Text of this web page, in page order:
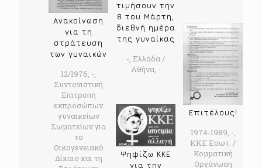
Ανακοίνωση
για τη
στράτευση
των γυναικών
12/1976, -,
Συντονιστική
Επιτροπή
εκπροσώπων
γυναικείων
Σωματείων για
το
Οικογενειακό
Δίκαιο και τη
τιμήσουν την
8 του Μάρτη,
διεθνή ημέρα
της γυναίκας
-, Ελλάδα /
Αθήνα, -
Ψηφίζω ΚΚΕ
για την
Επιτέλους!
1974-1989, -,
ΚΚΕ Εσωτ. /
Κομματική
Οργάνωση